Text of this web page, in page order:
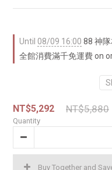
Until 08/09 16:00 88 神
全館消費滿千免運費 on
NT$5,292 NT$5,880
Quantity
Buy Together and